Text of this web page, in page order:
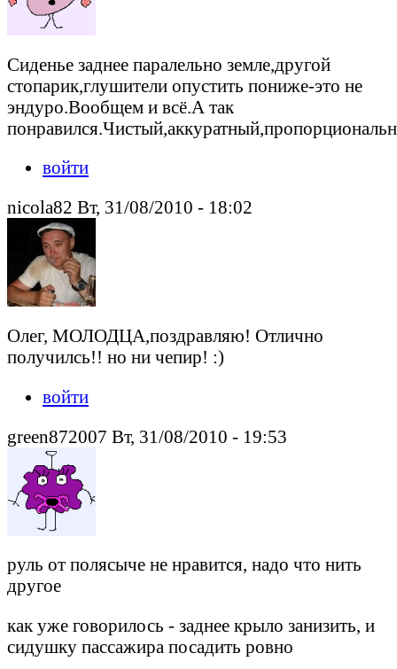
Сиденье заднее паралельно земле,другой
стопарик,глушители опустить пониже-это не
эндуро.Вообщем и всё.А так
войти
nicola82 Вт, 31/08/2010 - 18:02
Олег, МОЛОДЦА,поздравляю! Отлично
получилсь!! но ни чепир! :)
войти
green872007 Вт, 31/08/2010 - 19:53
руль от полясыче не нравится, надо что нить
другое
как уже говорилось - заднее крыло занизить, и
сидушку пассажира посадить ровно